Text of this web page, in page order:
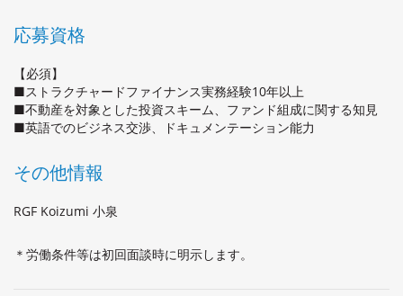
応募資格
【必須】
■ストラクチャードファイナンス実務経験10年以上
■不動産を対象とした投資スキーム、ファンド組成に関する知見
■英語でのビジネス交渉、ドキュメンテーション能力
その他情報
RGF Koizumi 小泉
＊労働条件等は初回面談時に明示します。